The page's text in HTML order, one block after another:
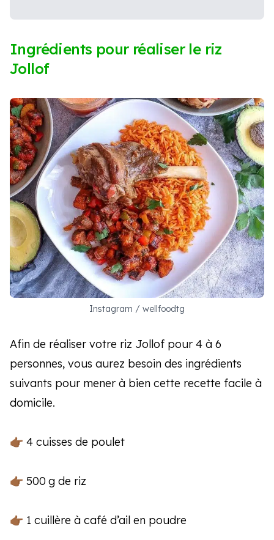
Ingrédients pour réaliser le riz
Jollof
Instagram / wellfoodtg
Afin de réaliser votre riz Jollof pour 4 à 6
personnes, vous aurez besoin des ingrédients
suivants pour mener à bien cette recette facile à
domicile.
👉🏾 4 cuisses de poulet
👉🏾 500 g de riz
👉🏾 1 cuillère à café d’ail en poudre